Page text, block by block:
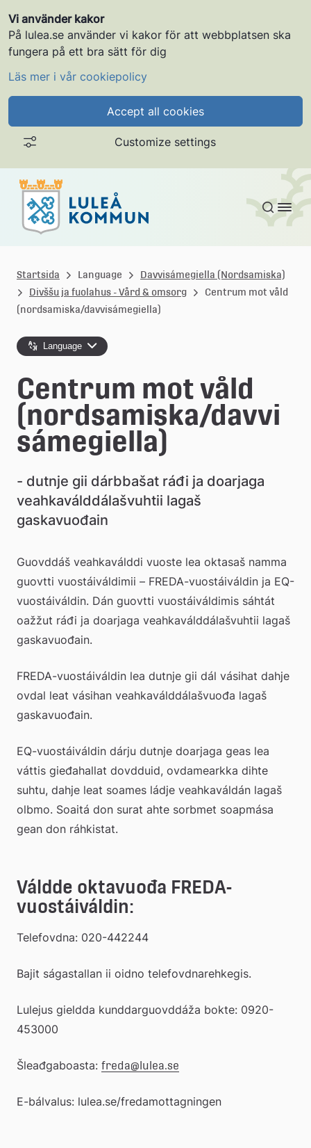
Vi använder kakor
På lulea.se använder vi kakor för att webbplatsen ska
fungera på ett bra sätt för dig
Läs mer i vår cookiepolicy
Accept all cookies
Customize settings
Gå till innehållet
u
l
e
å
k
o
m
m
u
n
Startsida Language
Davvisámegiella (Nordsamiska)
Divššu ja fuolahus - Vård & omsorg
Centrum mot våld
(nordsamiska/davvisámegiella)
Language
Centrum mot våld
(nordsamiska/davvi
sámegiella)
- dutnje gii dárbbašat ráđi ja doarjaga
veahkaválddálašvuhtii lagaš
gaskavuođain
Guovddáš veahkaválddi vuoste lea oktasaš namma
guovtti vuostáiváldimii – FREDA-vuostáiváldin ja EQ-
vuostáiváldin. Dán guovtti vuostáiváldimis sáhtát
oažžut ráđi ja doarjaga veahkaválddálašvuhtii lagaš
gaskavuođain.
FREDA-vuostáiváldin lea dutnje gii dál vásihat dahje
ovdal leat vásihan veahkaválddálašvuođa lagaš
gaskavuođain.
EQ-vuostáiváldin dárju dutnje doarjaga geas lea
váttis gieđahallat dovdduid, ovdamearkka dihte
suhtu, dahje leat soames ládje veahkaváldán lagaš
olbmo. Soaitá don surat ahte sorbmet soapmása
gean don ráhkistat.
Váldde oktavuođa FREDA-
vuostáiváldin:
Telefovdna: 020-442244
Bajit ságastallan ii oidno telefovdnarehkegis.
Lulejus gieldda kunddarguovddáža bokte: 0920-
453000
Šleađgaboasta: freda@lulea.se
E-bálvalus: lulea.se/fredamottagningen